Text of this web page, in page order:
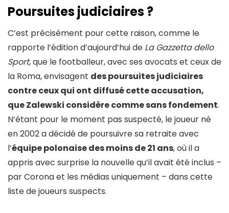
Poursuites judiciaires ?
C’est précisément pour cette raison, comme le
rapporte l’édition d’aujourd’hui de La Gazzetta dello
Sport, que le footballeur, avec ses avocats et ceux de
la Roma, envisagent des poursuites judiciaires
contre ceux qui ont diffusé cette accusation,
que Zalewski considère comme sans fondement.
N’étant pour le moment pas suspecté, le joueur né
en 2002 a décidé de poursuivre sa retraite avec
l’équipe polonaise des moins de 21 ans, où il a
appris avec surprise la nouvelle qu’il avait été inclus –
par Corona et les médias uniquement – dans cette
liste de joueurs suspects.